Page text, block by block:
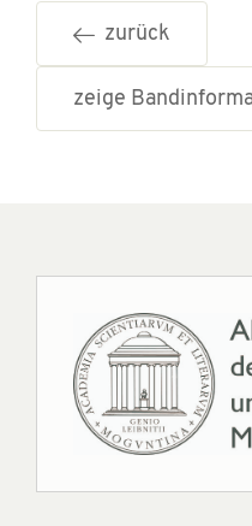
zurück
zeige